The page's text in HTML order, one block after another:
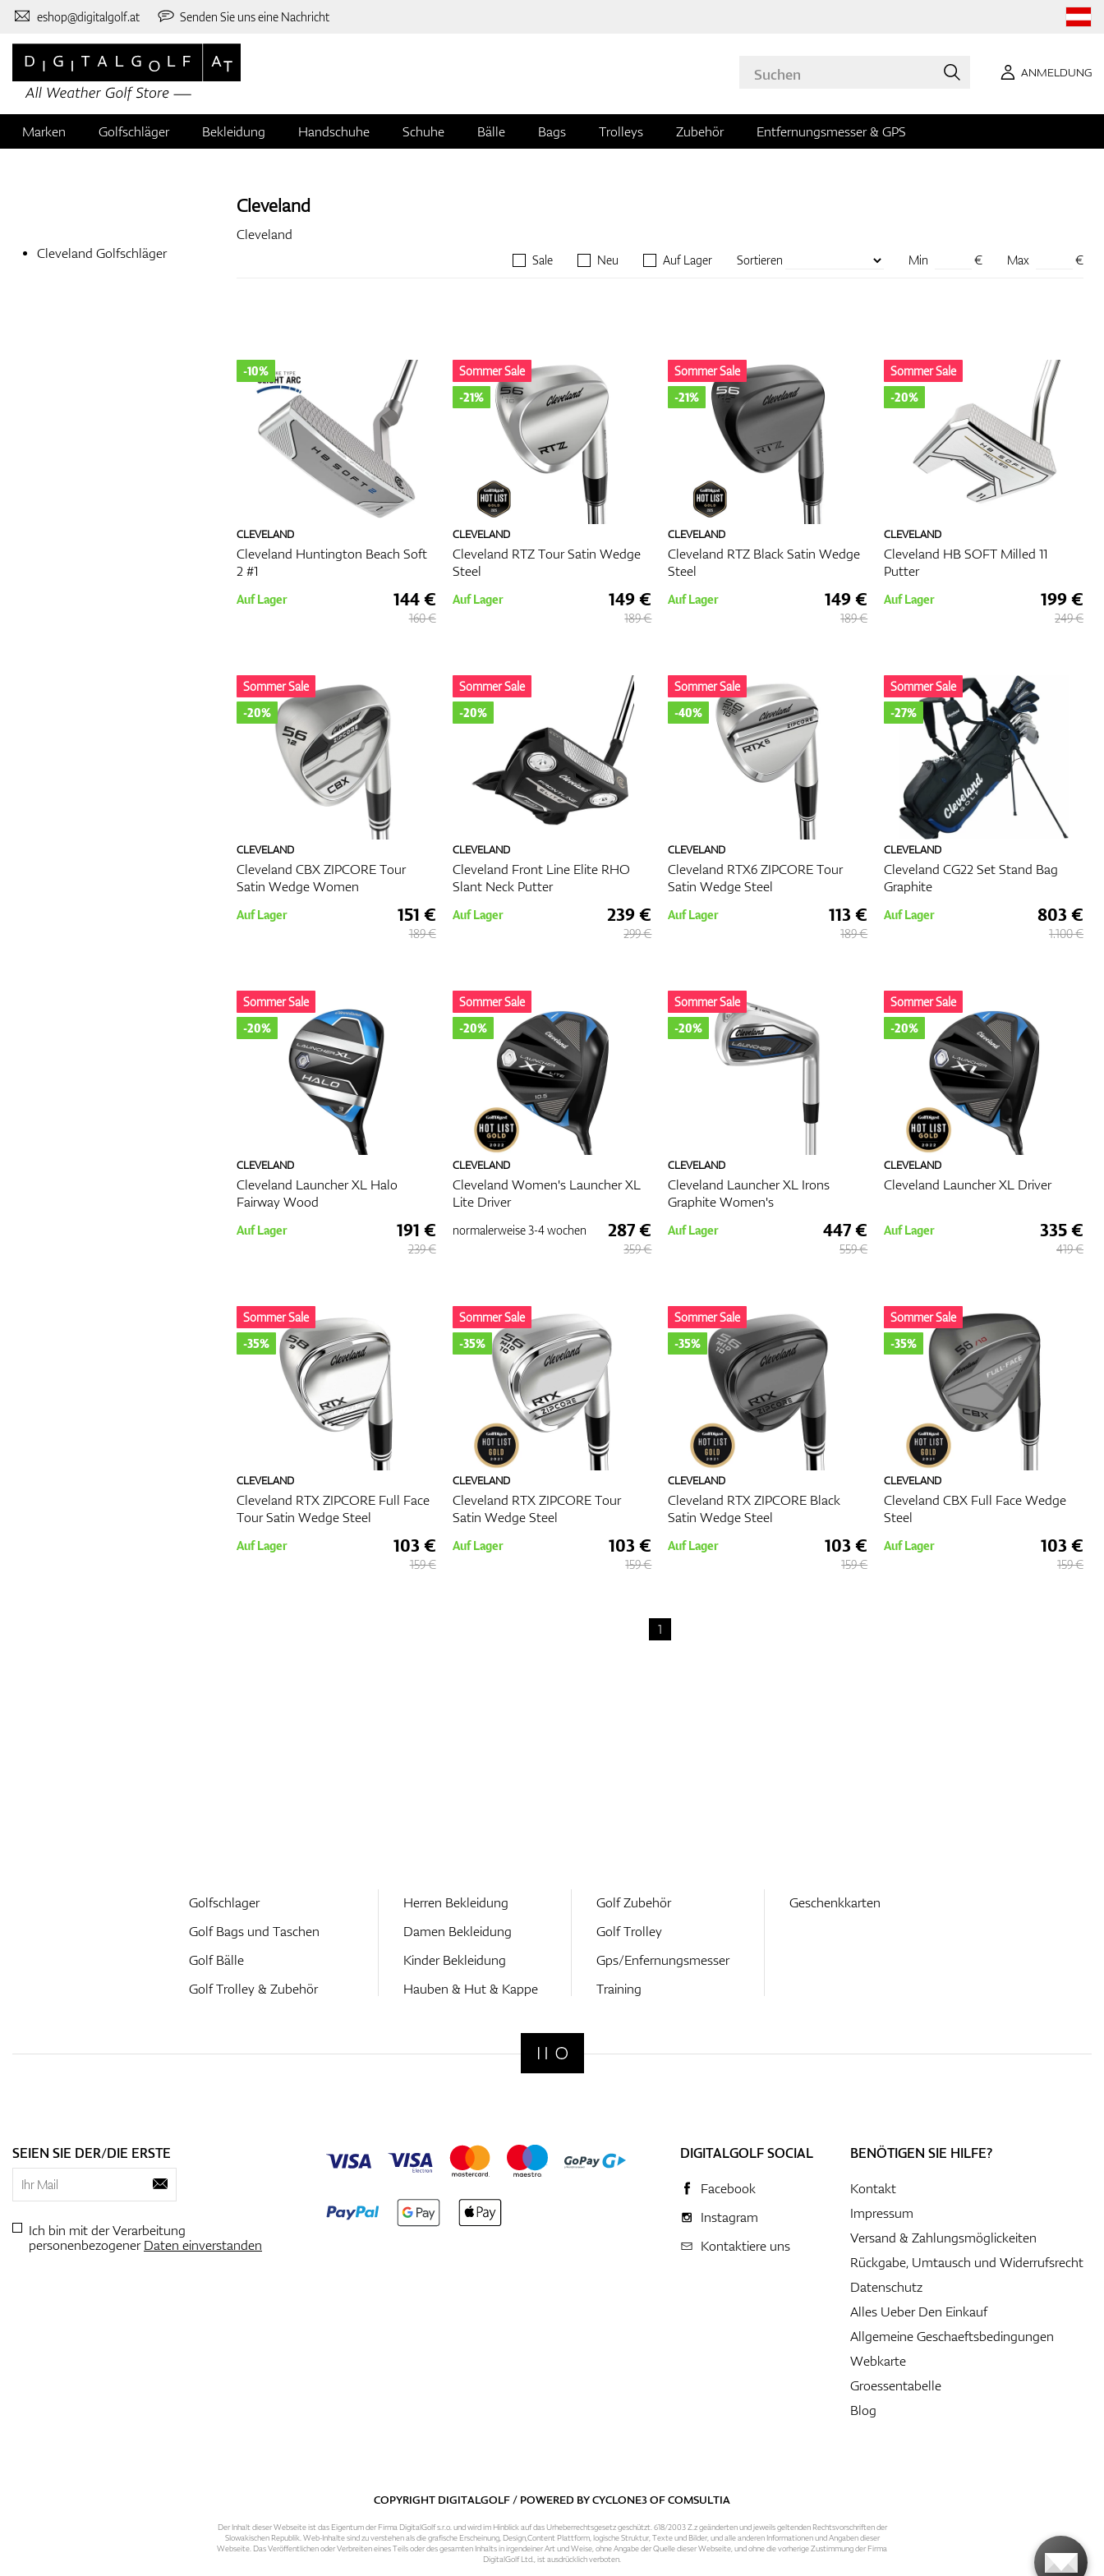
eshop@digitalgolf.at Senden Sie uns eine Nachricht
ANMELDUNG
Marken Golfschläger Bekleidung Handschuhe Schuhe Bälle Bags Trolleys Zubehör Entfernungsmesser & GPS
Cleveland Golfschläger
Cleveland
Cleveland
Sale Neu Auf Lager Sortieren Min € Max €
CLEVELAND
Cleveland Huntington Beach Soft
2 #1
-10%
Auf Lager 144 €
160 €
CLEVELAND
Cleveland RTZ Tour Satin Wedge
Steel
Sommer Sale
-21%
Auf Lager 149 €
189 €
CLEVELAND
Cleveland RTZ Black Satin Wedge
Steel
Sommer Sale
-21%
Auf Lager 149 €
189 €
CLEVELAND
Cleveland HB SOFT Milled 11
Putter
Sommer Sale
-20%
Auf Lager 199 €
249 €
CLEVELAND
Cleveland CBX ZIPCORE Tour
Satin Wedge Women
Sommer Sale
-20%
Auf Lager 151 €
189 €
CLEVELAND
Cleveland Front Line Elite RHO
Slant Neck Putter
Sommer Sale
-20%
Auf Lager 239 €
299 €
CLEVELAND
Cleveland RTX6 ZIPCORE Tour
Satin Wedge Steel
Sommer Sale
-40%
Auf Lager 113 €
189 €
CLEVELAND
Cleveland CG22 Set Stand Bag
Graphite
Sommer Sale
-27%
Auf Lager 803 €
1.100 €
CLEVELAND
Cleveland Launcher XL Halo
Fairway Wood
Sommer Sale
-20%
Auf Lager 191 €
239 €
CLEVELAND
Cleveland Women's Launcher XL
Lite Driver
Sommer Sale
-20%
normalerweise3-4 wochen 287 €
359 €
CLEVELAND
Cleveland Launcher XL Irons
Graphite Women's
Sommer Sale
-20%
Auf Lager 447 €
559 €
CLEVELAND
Cleveland Launcher XL Driver
Sommer Sale
-20%
Auf Lager 335 €
419 €
CLEVELAND
Cleveland RTX ZIPCORE Full Face
Tour Satin Wedge Steel
Sommer Sale
-35%
Auf Lager 103 €
159 €
CLEVELAND
Cleveland RTX ZIPCORE Tour
Satin Wedge Steel
Sommer Sale
-35%
Auf Lager 103 €
159 €
CLEVELAND
Cleveland RTX ZIPCORE Black
Satin Wedge Steel
Sommer Sale
-35%
Auf Lager 103 €
159 €
CLEVELAND
Cleveland CBX Full Face Wedge
Steel
Sommer Sale
-35%
Auf Lager 103 €
159 €
1
Golfschlager
Golf Bags und Taschen
Golf Bälle
Golf Trolley & Zubehör
Herren Bekleidung
Damen Bekleidung
Kinder Bekleidung
Hauben & Hut & Kappe
Golf Zubehör
Golf Trolley
Gps/Enfernungsmesser
Training
Geschenkkarten
SEIEN SIE DER/DIE ERSTE
Ich bin mit der Verarbeitung
personenbezogenerDaten einverstanden
DIGITALGOLF SOCIAL
Facebook
Instagram
Kontaktiere uns
BENÖTIGEN SIE HILFE?
Kontakt
Impressum
Versand & Zahlungsmöglickeiten
Rückgabe, Umtausch und Widerrufsrecht
Datenschutz
Alles Ueber Den Einkauf
Allgemeine Geschaeftsbedingungen
Webkarte
Groessentabelle
Blog
COPYRIGHT DIGITALGOLF / POWERED BYCYCLONE3OFCOMSULTIA
Der Inhalt dieser Webseite ist das Eigentum der Firma DigitalGolf s.r.o. und wird im Hinblick auf das Urheberrechtsgesetz geschützt. 618/2003 Z.z geänderten und jeweils geltenden Rechtsvorschriften der
Slowakischen Republik. Web-Inhalte sind zu verstehen als die grafische Erscheinung, Design,Content Plattform, logische Struktur, Texte und Bilder, und alle anderen Informationen und Angaben dieser
Webseite. Das Veröffentlichen oder Verbreiten eines Teils oder des gesamten Inhalts in irgendeiner Art und Weise, ohne Angabe der Quelle dieser Webseite, und ohne die vorherige Zustimmung der Firma
DigitalGolf Ltd., ist ausdrücklich verboten.